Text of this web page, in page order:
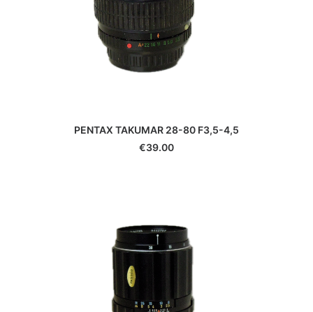
PENTAX TAKUMAR 28-80 F3,5-4,5
€39.00